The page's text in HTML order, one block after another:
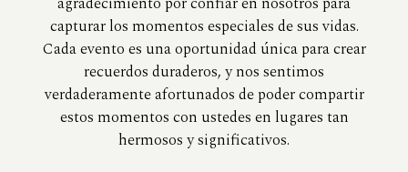
capturar los momentos especiales de sus vidas.
Cada evento es una oportunidad única para crear
recuerdos duraderos, y nos sentimos
verdaderamente afortunados de poder compartir
estos momentos con ustedes en lugares tan
hermosos y significativos.